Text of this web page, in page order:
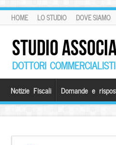
HOME LO STUDIO DOVE SIAMO
STUDIO
DOTTORI
Notizie Fiscali Domande e